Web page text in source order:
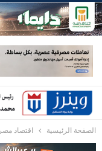
الصفحة الرئيسية اقتصاد مصر